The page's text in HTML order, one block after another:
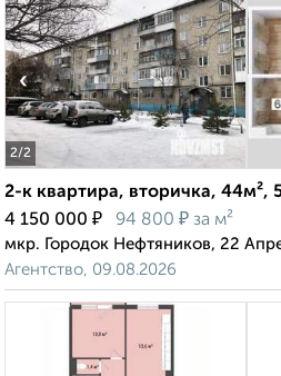
2/2
‹
2-к квартира, вторичка, 44м²,
4 150 000 ₽ 94 800 ₽ за м²
мкр. Городок Нефтяников, 22
Агентство, 09.08.2026